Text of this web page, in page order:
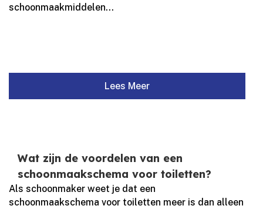
schoonmaakmiddelen...
Lees Meer
Wat zijn de voordelen van een
schoonmaakschema voor toiletten?
Als schoonmaker weet je dat een
schoonmaakschema voor toiletten meer is dan alleen